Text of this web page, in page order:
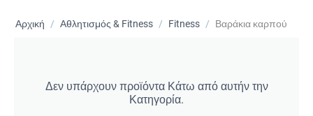
Αρχική / Αθλητισμός & Fitness / Fitness / Βαράκια καρπού
Δεν υπάρχουν προϊόντα Κάτω από αυτήν την
Κατηγορία.